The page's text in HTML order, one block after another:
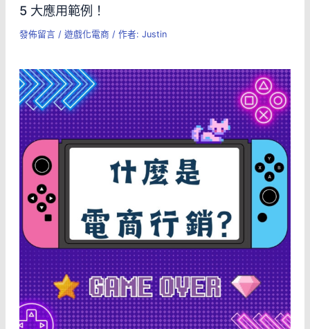
5 大應用範例！
發佈留言 / 遊戲化電商 / 作者: Justin